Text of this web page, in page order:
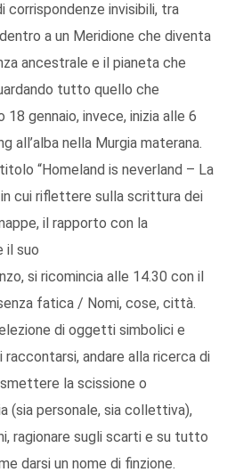
corrispondenze invisibili, tra
a un Meridione che diventa
ancestrale e il pianeta che
tutto quello che
gennaio, invece, inizia alle 6
all’alba nella Murgia materana.
“Homeland is neverland – La
cui riflettere sulla scrittura dei
il rapporto con la
il suo
si ricomincia alle 14.30 con il
fatica / Nomi, cose, città.
di oggetti simbolici e
andare alla ricerca di
la scissione o
(sia personale, sia collettiva),
ragionare sugli scarti e su tutto
darsi un nome di finzione.